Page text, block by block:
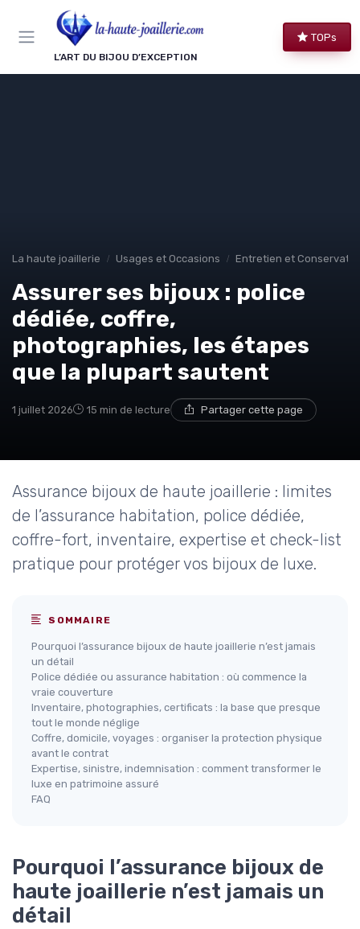
L’ART DU BIJOU D’EXCEPTION
TOPs
La haute joaillerie Usages et Occasions Entretien et
Assurer ses bijoux : police
dédiée, coffre,
photographies, les étapes
que la plupart sautent
1 juillet 2026 15 min de lecture Partager cette page
Assurance bijoux de haute joaillerie : limites
de l’assurance habitation, police dédiée,
coffre-fort, inventaire, expertise et check-list
pratique pour protéger vos bijoux de luxe.
SOMMAIRE
Pourquoi l’assurance bijoux de haute joaillerie n’est jamais
un détail
Police dédiée ou assurance habitation : où commence la
vraie couverture
Inventaire, photographies, certificats : la base que presque
tout le monde néglige
Coffre, domicile, voyages : organiser la protection physique
avant le contrat
Expertise, sinistre, indemnisation : comment transformer le
luxe en patrimoine assuré
FAQ
Pourquoi l’assurance bijoux de
haute joaillerie n’est jamais un
détail
Panneau de gestion des cookies